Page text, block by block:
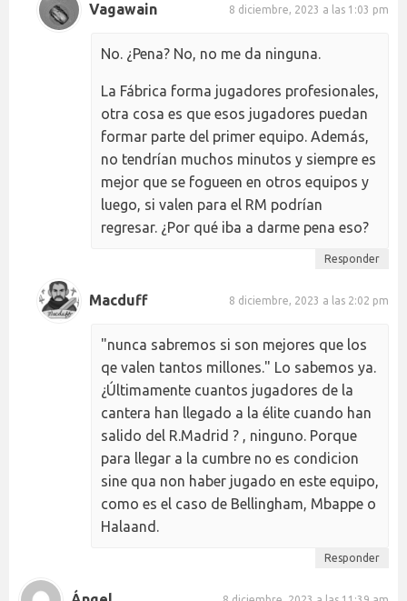
Vagawain 8 diciembre, 2023 a las 1:03 pm
No. ¿Pena? No, no me da ninguna.
La Fábrica forma jugadores profesionales,
otra cosa es que esos jugadores puedan
formar parte del primer equipo. Además,
no tendrían muchos minutos y siempre es
mejor que se fogueen en otros equipos y
luego, si valen para el RM podrían
regresar. ¿Por qué iba a darme pena eso?
Responder
Macduff 8 diciembre, 2023 a las 2:02 pm
"nunca sabremos si son mejores que los
qe valen tantos millones." Lo sabemos ya.
¿Últimamente cuantos jugadores de la
cantera han llegado a la élite cuando han
salido del R.Madrid ? , ninguno. Porque
para llegar a la cumbre no es condicion
sine qua non haber jugado en este equipo,
como es el caso de Bellingham, Mbappe o
Halaand.
Responder